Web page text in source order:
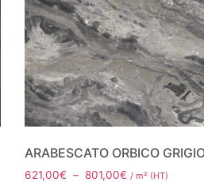
ARABESCATO ORBICO
621,00€ – 801,00€ / m² (HT)